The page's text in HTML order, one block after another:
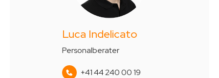
Luca Indelicato
Personalberater
+41 44 240 00 19